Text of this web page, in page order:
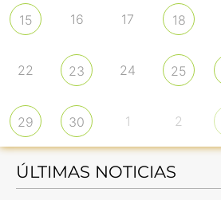
15 16 17 18
22 23 24 25
29 30 1 2
ÚLTIMAS NOTICIAS